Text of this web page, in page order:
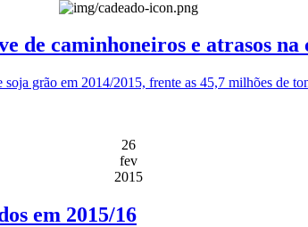
de caminhoneiros e atrasos na
grão em 2014/2015, frente as 45,7 milhões de
26
fev
2015
em 2015/16